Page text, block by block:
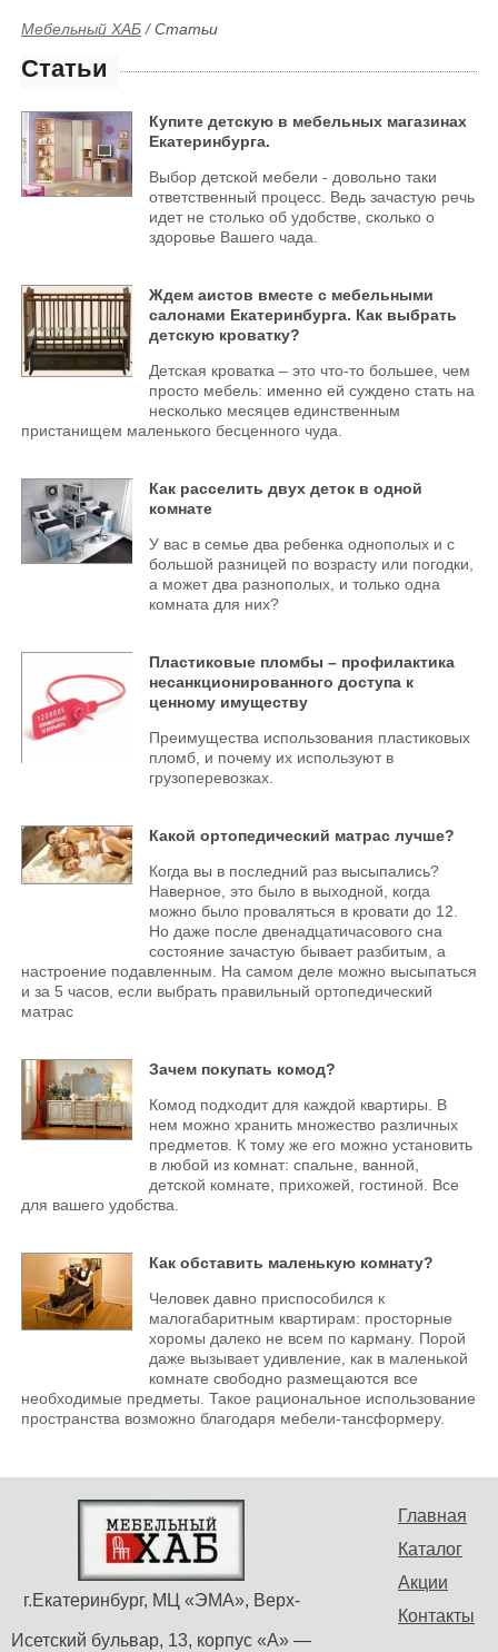
Мебельный ХАБ /Статьи
Статьи
Купите детскую в мебельных магазинах
Екатеринбурга.
Выбор детской мебели - довольно таки
ответственный процесс. Ведь зачастую речь
идет не столько об удобстве, сколько о
здоровье Вашего чада.
Ждем аистов вместе с мебельными
салонами Екатеринбурга. Как выбрать
детскую кроватку?
Детская кроватка – это что-то большее, чем
просто мебель: именно ей суждено стать на
несколько месяцев единственным
пристанищем маленького бесценного чуда.
Как расселить двух деток в одной
комнате
У вас в семье два ребенка однополых и с
большой разницей по возрасту или погодки,
а может два разнополых, и только одна
комната для них?
Пластиковые пломбы – профилактика
несанкционированного доступа к
ценному имуществу
Преимущества использования пластиковых
пломб, и почему их используют в
грузоперевозках.
Какой ортопедический матрас лучше?
Когда вы в последний раз высыпались?
Наверное, это было в выходной, когда
можно было проваляться в кровати до 12.
Но даже после двенадцатичасового сна
состояние зачастую бывает разбитым, а
настроение подавленным. На самом деле можно высыпаться
и за 5 часов, если выбрать правильный ортопедический
матрас
Зачем покупать комод?
Комод подходит для каждой квартиры. В
нем можно хранить множество различных
предметов. К тому же его можно установить
в любой из комнат: спальне, ванной,
детской комнате, прихожей, гостиной. Все
для вашего удобства.
Как обставить маленькую комнату?
Человек давно приспособился к
малогабаритным квартирам: просторные
хоромы далеко не всем по карману. Порой
даже вызывает удивление, как в маленькой
комнате свободно размещаются все
необходимые предметы. Такое рациональное использование
пространства возможно благодаря мебели-тансформеру.
Главная
Каталог
Акции
Контакты
г.Екатеринбург, МЦ «ЭМА», Верх-
Исетский бульвар, 13, корпус «А» —